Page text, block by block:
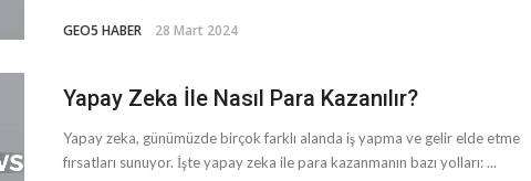
GEO5 HABER 28 Mart 2024
Yapay Zeka İle Nasıl Para Kazanılır?
Yapay zeka, günümüzde birçok farklı alanda iş yapma ve gelir elde etme
fırsatları sunuyor. İşte yapay zeka ile para kazanmanın bazı yolları: ...